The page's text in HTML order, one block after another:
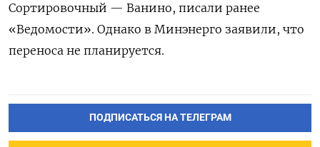
Сортировочный — Ванино, писали ранее
«Ведомости». Однако в Минэнерго заявили, что
переноса не планируется.
ПОДПИСАТЬСЯ НА ТЕЛЕГРАМ